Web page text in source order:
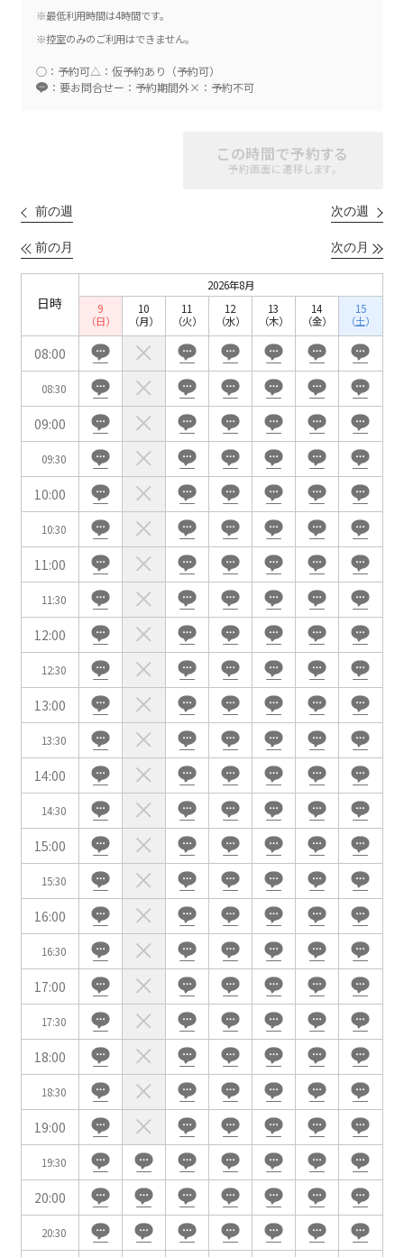
※最低利用時間は4時間です。
※控室のみのご利用はできません。
○：予約可△：仮予約あり（予約可）
：要お問合せー：予約期間外×：予約不可
この時間で予約する
予約画面に遷移します。
前の週 次の週
前の月 次の月
日時
2026年8月
9
（日）
10
（月）
11
（火）
12
（水）
13
（木）
14
（金）
15
（土）
08:00
08:30
09:00
09:30
10:00
10:30
11:00
11:30
12:00
12:30
13:00
13:30
14:00
14:30
15:00
15:30
16:00
16:30
17:00
17:30
18:00
18:30
19:00
19:30
20:00
20:30
の空室状況は
以下からお問合せください。
受付時間 9:00～18:00（土日祝日・年末年始を除く）
WEBからのお問合せ
お問合せフォーム
人数／レイアウト
T字島型
面積
会場の種類
イベントホール 会議室
こだわり条件 ※複数選択可能
特長で選ぶ
駅直結
天井高3.5ｍ以上
窓があり開放感のある
会場
喫煙所あり
大型スクリーンあり
控室あり
4t車以上荷捌きあり
裏導線あり
時間貸し駐車場あり
専有回線(NURO)あり
用途で選ぶ
パーティ・懇親会
株主総会・IR
e-sports大会
プレス発表
試験
展示会・販売会
この条件で検索
選択している条件をリセットする